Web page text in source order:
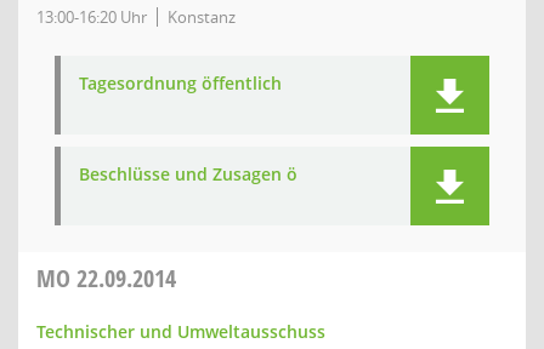
13:00-16:20 Uhr Konstanz
Tagesordnung öffentlich
Beschlüsse und Zusagen ö
MO 22.09.2014
Technischer und Umweltausschuss